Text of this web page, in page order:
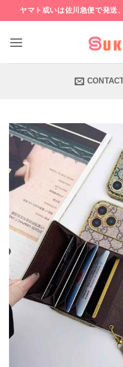
to
content
ヤマト或いは佐川急便で発送